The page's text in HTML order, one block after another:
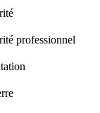
professionnel